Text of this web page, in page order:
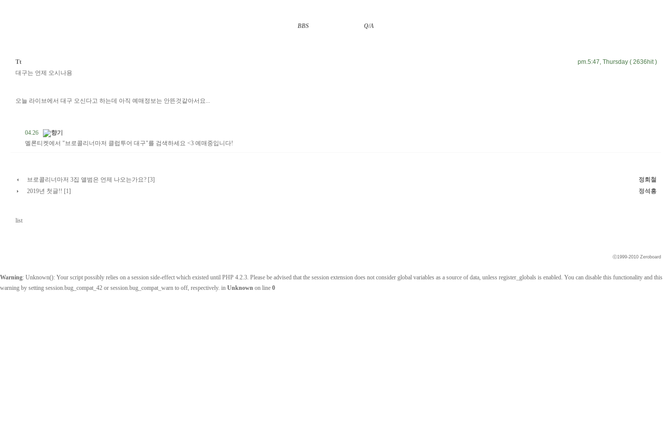
BBS Q/A
Tt
pm.5:47, Thursday ( 2636hit )
대구는 언제 오시나용
오늘 라이브에서 대구 오신다고 하는데 아직 예매정보는 안뜬것같아서요...
04.26
향기
멜론티켓에서 "브로콜리너마저 클럽투어 대구"를 검색하세요 <3 예매중입니다!
브로콜리너마저 3집 앨범은 언제 나오는가요? [3]
정회철
2019년 첫글!! [1]
정석흥
list
ⓒ1999-2010 Zeroboard
Warning: Unknown(): Your script possibly relies on a session side-effect which existed until PHP 4.2.3. Please be advised that the session extension does not consider global variables as a source of data, unless register_globals is enabled. You can disable this functionality and this
warning by setting session.bug_compat_42 or session.bug_compat_warn to off, respectively. in Unknown on line 0